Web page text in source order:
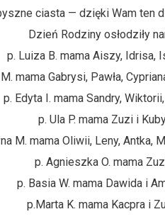
ciasta — dzięki Wam ten
Dzień Rodziny osłodziły
p. Luiza B. mama Aiszy, Idrisa,
mama Gabrysi, Pawła,
p. Edyta I. mama Sandry,
p. Ula P. mama Zuzi i
M. mama Oliwii, Leny, Antka,
p. Agnieszka O. mama
p. Basia W. mama Dawida i
p.Marta K. mama Kacpra i